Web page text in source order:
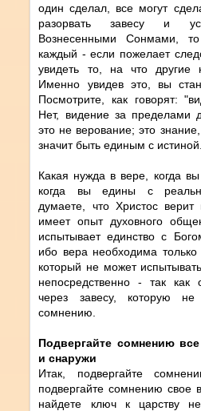
один сделал, все могут
разорвать завесу и
Вознесенными Сонмами,
каждый - если пожелает
увидеть то, на что другие
Именно увидев это, вы
Посмотрите, как говорят:
Нет, видение за пределами
это не верование; это
значит быть единым с истиной.
Какая нужда в вере, когда вы
когда вы едины с
думаете, что Христос
имеет опыт духовного
испытывает единство с
ибо вера необходима только
который не может
непосредственно - так как
через завесу, которую не
сомнению.
Подвергайте сомнению
и снаружи
Итак, подвергайте
подвергайте сомнению свое
найдете ключ к царству